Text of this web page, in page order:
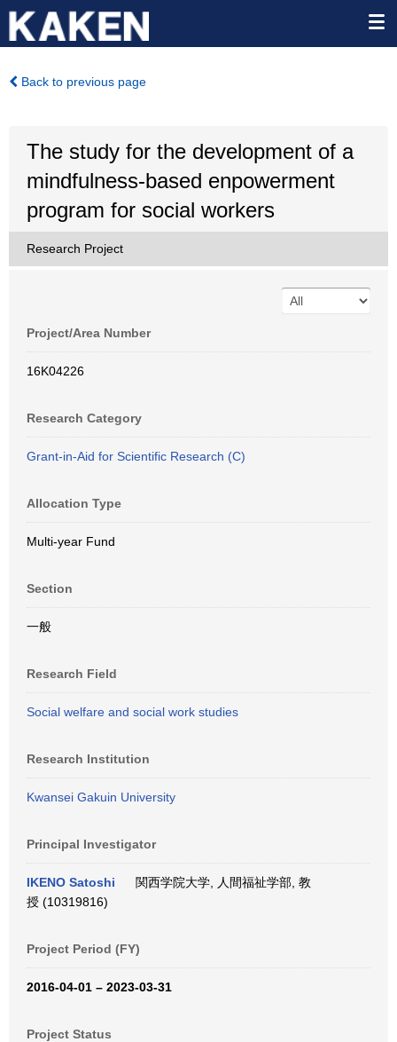
Back to previous page
The study for the development of a
mindfulness-based enpowerment
program for social workers
Research Project
Project/Area Number
16K04226
Research Category
Grant-in-Aid for Scientific Research (C)
Allocation Type
Multi-year Fund
Section
一般
Research Field
Social welfare and social work studies
Research Institution
Kwansei Gakuin University
Principal Investigator
IKENO Satoshi
関西学院大学, 人間福祉学部, 教
授 (10319816)
Project Period (FY)
2016-04-01 – 2023-03-31
Project Status